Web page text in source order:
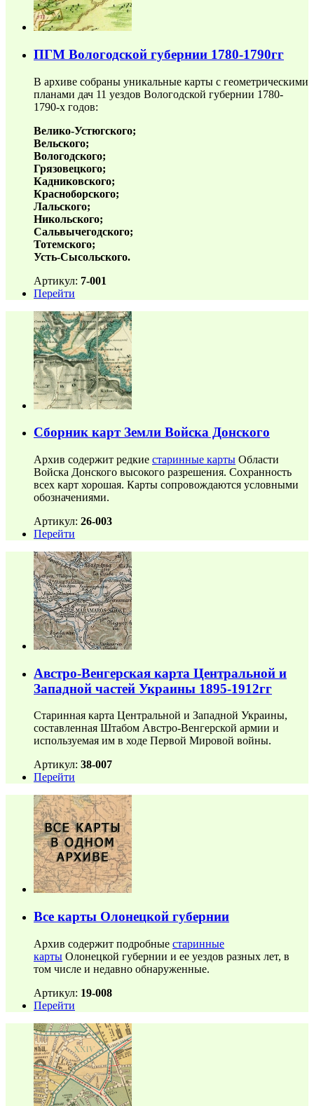
ПГМ Вологодской губернии 1780-1790гг
В архиве собраны уникальные карты с геометрическими
планами дач 11 уездов Вологодской губернии 1780-
1790-х годов:
Велико-Устюгского;
Вельского;
Вологодского;
Грязовецкого;
Кадниковского;
Красноборского;
Лальского;
Никольского;
Сальвычегодского;
Тотемского;
Усть-Сысольского.
Артикул: 7-001
Перейти
Сборник карт Земли Войска Донского
Архив содержит редкие старинные карты Области
Войска Донского высокого разрешения. Сохранность
всех карт хорошая. Карты сопровождаются условными
обозначениями.
Артикул: 26-003
Перейти
Австро-Венгерская карта Центральной и
Западной частей Украины 1895-1912гг
Старинная карта Центральной и Западной Украины,
составленная Штабом Австро-Венгерской армии и
используемая им в ходе Первой Мировой войны.
Артикул: 38-007
Перейти
Все карты Олонецкой губернии
Архив содержит подробные старинные
карты Олонецкой губернии и ее уездов разных лет, в
том числе и недавно обнаруженные.
Артикул: 19-008
Перейти